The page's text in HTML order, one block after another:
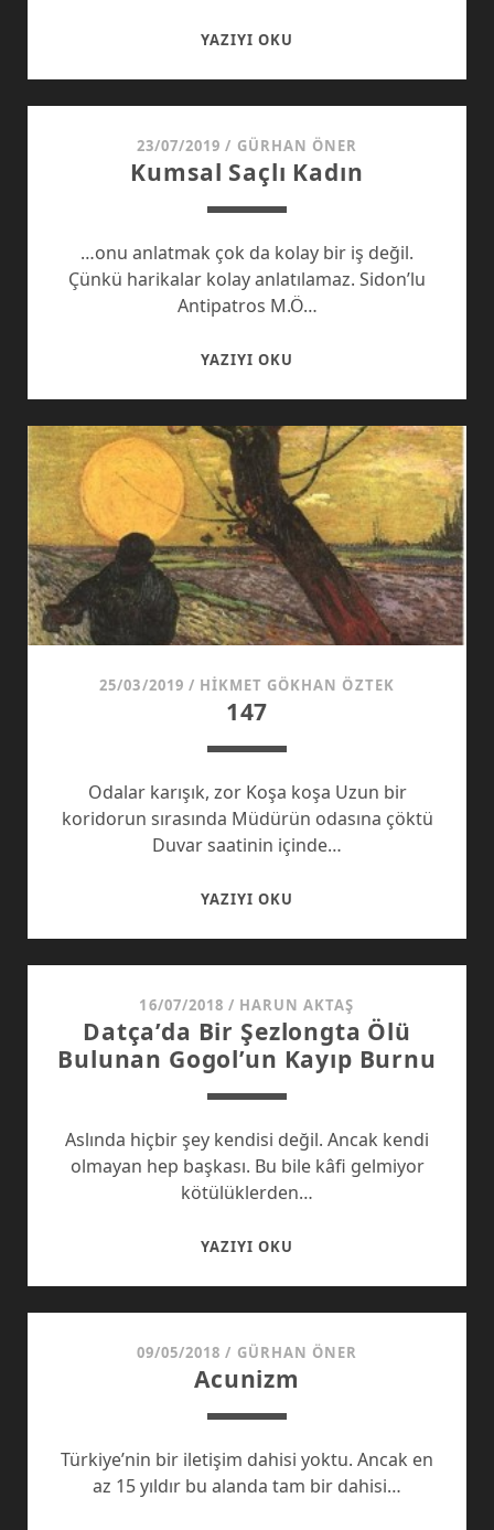
YAZIYI OKU
II
23/07/2019 / GÜRHAN ÖNER
Kumsal Saçlı Kadın
…onu anlatmak çok da kolay bir iş değil.
Çünkü harikalar kolay anlatılamaz. Sidon’lu
Antipatros M.Ö…
YAZIYI OKU
25/03/2019 / HIKMET GÖKHAN ÖZTEK
147
Odalar karışık, zor Koşa koşa Uzun bir
koridorun sırasında Müdürün odasına çöktü
Duvar saatinin içinde…
YAZIYI OKU
16/07/2018 / HARUN AKTAŞ
Datça’da Bir Şezlongta Ölü
Bulunan Gogol’un Kayıp Burnu
Aslında hiçbir şey kendisi değil. Ancak kendi
olmayan hep başkası. Bu bile kâfi gelmiyor
kötülüklerden…
YAZIYI OKU
BULUNAN
GOGOL’UN
09/05/2018 / GÜRHAN ÖNER
Acunizm
Türkiye’nin bir iletişim dahisi yoktu. Ancak en
az 15 yıldır bu alanda tam bir dahisi…